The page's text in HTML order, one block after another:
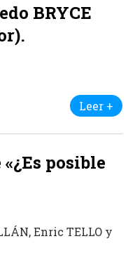
BRYCE
Leer +
posible
Enric TELLO y